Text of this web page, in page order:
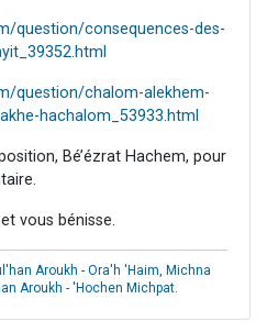
question/consequences-des-
question/chalom-alekhem-
hachalom_53933.html
Bé’ézrat Hachem, pour
vous bénisse.
Aroukh - Ora'h 'Haim, Michna
Aroukh - 'Hochen Michpat.